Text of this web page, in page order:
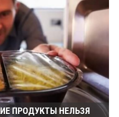
ПРОДУКТЫ НЕЛЬЗЯ